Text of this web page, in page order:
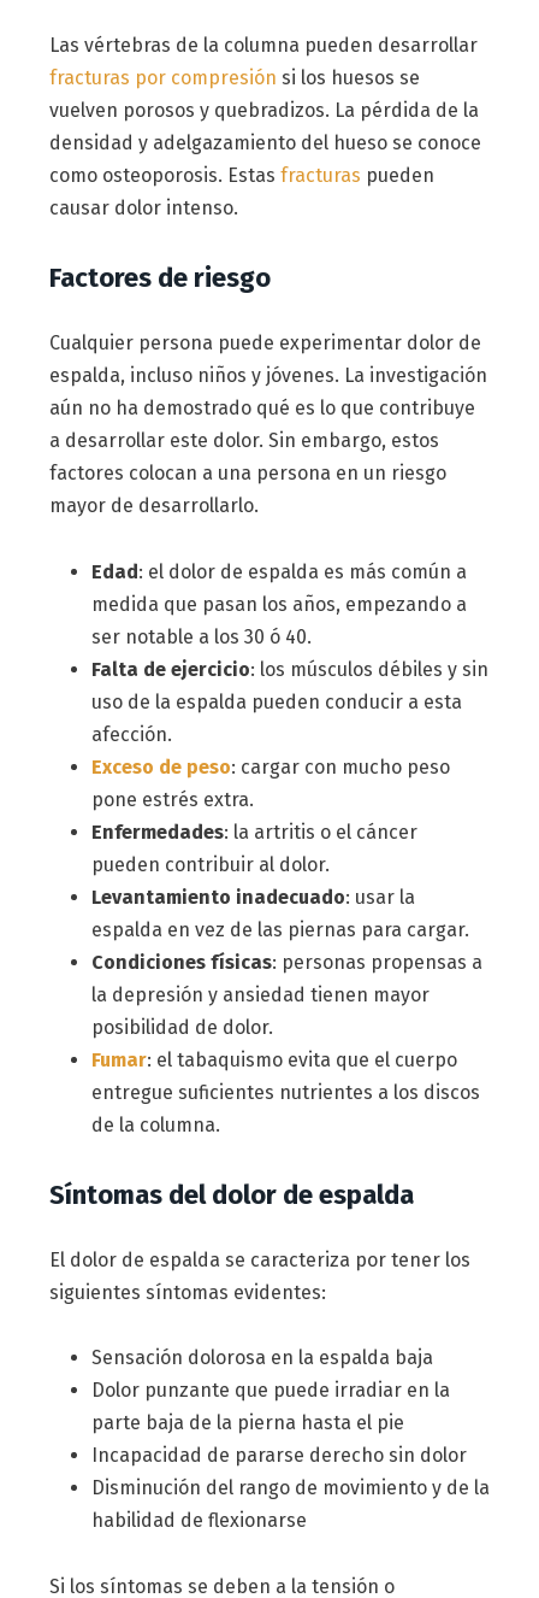
Las vértebras de la columna pueden desarrollar
fracturas por compresión si los huesos se
vuelven porosos y quebradizos. La pérdida de la
densidad y adelgazamiento del hueso se conoce
como osteoporosis. Estas fracturas pueden
causar dolor intenso.
Factores de riesgo
Cualquier persona puede experimentar dolor de
espalda, incluso niños y jóvenes. La investigación
aún no ha demostrado qué es lo que contribuye
a desarrollar este dolor. Sin embargo, estos
factores colocan a una persona en un riesgo
mayor de desarrollarlo.
Edad: el dolor de espalda es más común a
medida que pasan los años, empezando a
ser notable a los 30 ó 40.
Falta de ejercicio: los músculos débiles y sin
uso de la espalda pueden conducir a esta
afección.
Exceso de peso: cargar con mucho peso
pone estrés extra.
Enfermedades: la artritis o el cáncer
pueden contribuir al dolor.
Levantamiento inadecuado: usar la
espalda en vez de las piernas para cargar.
Condiciones físicas: personas propensas a
la depresión y ansiedad tienen mayor
posibilidad de dolor.
Fumar: el tabaquismo evita que el cuerpo
entregue suficientes nutrientes a los discos
de la columna.
Síntomas del dolor de espalda
El dolor de espalda se caracteriza por tener los
siguientes síntomas evidentes:
Sensación dolorosa en la espalda baja
Dolor punzante que puede irradiar en la
parte baja de la pierna hasta el pie
Incapacidad de pararse derecho sin dolor
Disminución del rango de movimiento y de la
habilidad de flexionarse
Si los síntomas se deben a la tensión o